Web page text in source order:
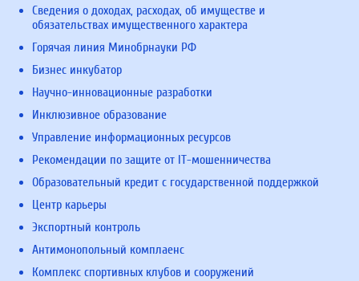
Сведения о доходах, расходах, об имуществе и
обязательствах имущественного характера
Горячая линия Минобрнауки РФ
Бизнес инкубатор
Научно-инновационные разработки
Инклюзивное образование
Управление информационных ресурсов
Рекомендации по защите от IT-мошенничества
Образовательный кредит с государственной поддержкой
Центр карьеры
Экспортный контроль
Антимонопольный комплаенс
Комплекс спортивных клубов и сооружений